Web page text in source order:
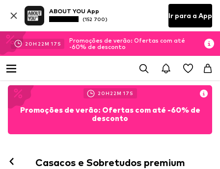
ABOUT YOU App
(152 700) Ir para a App
20H 22M 15 S
Promoções de verão: Ofertas com até
-60% de desconto
20H 22M 15 S
Promoções de verão: Ofertas com até -60% de
desconto
Casacos e Sobretudos premium